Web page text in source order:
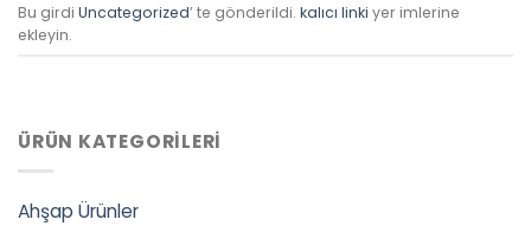
Bu girdi Uncategorized’ te gönderildi. kalıcı linki yer imlerine
ekleyin.
ÜRÜN KATEGORILERI
Ahşap Ürünler